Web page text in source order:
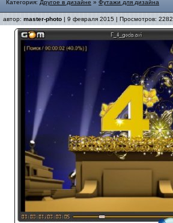
Категория: Другое в дизайне » Футажи для дизайна
автор: master-photo | 9 февраля 2015 | Просмотров: 2282